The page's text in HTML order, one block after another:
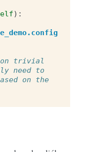
):
trivial
need to
on the